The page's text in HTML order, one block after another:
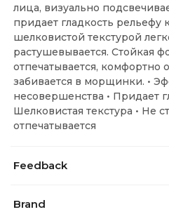
лица, визуально
придает гладкость
шелковистой текстурой
растушевывается. Стойкая
отпечатывается, комфортно
забивается в морщинки. •
несовершенства • Придает
Шелковистая текстура • Не
отпечатывается
Feedback
Brand